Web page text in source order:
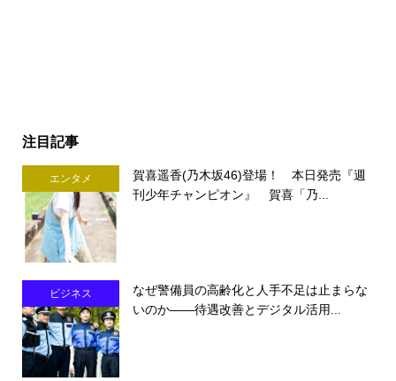
注目記事
エンタメ
賀喜遥香(乃木坂46)登場！ 本日発売『週
刊少年チャンピオン』 賀喜「乃...
ビジネス
なぜ警備員の高齢化と人手不足は止まらな
いのか――待遇改善とデジタル活用...